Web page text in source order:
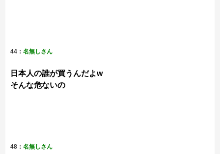
44：名無しさん
日本人の誰が買うんだよw
そんな危ないの
48：名無しさん